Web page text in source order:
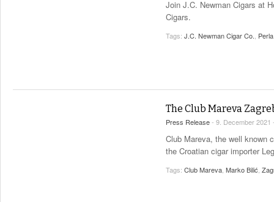
Join J.C. Newman Cigars at
Cigars.
Tags: J.C. Newman Cigar Co.
The Club Mareva
Press Release- 9. December
Club Mareva, the well known
the Croatian cigar importer
Tags: Club Mareva Marko Bilić